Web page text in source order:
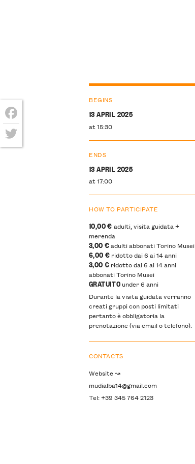
BEGINS
13 APRIL 2025
at 15:30
ENDS
13 APRIL 2025
at 17:00
HOW TO PARTICIPATE
10,00 € adulti, visita guidata +
merenda
3,00 €adulti abbonati Torino Musei
6,00 € ridotto dai 6 ai 14 anni
3,00 € ridotto dai 6 ai 14 anni
abbonati Torino Musei
GRATUITO under 6 anni
Durante la visita guidata verranno
creati gruppi con posti limitati
pertanto è obbligatoria la
prenotazione (via email o telefono).
CONTACTS
Website ↝
mudialba14@gmail.com
Tel: +39 345 764 2123
Facebook
Twitter